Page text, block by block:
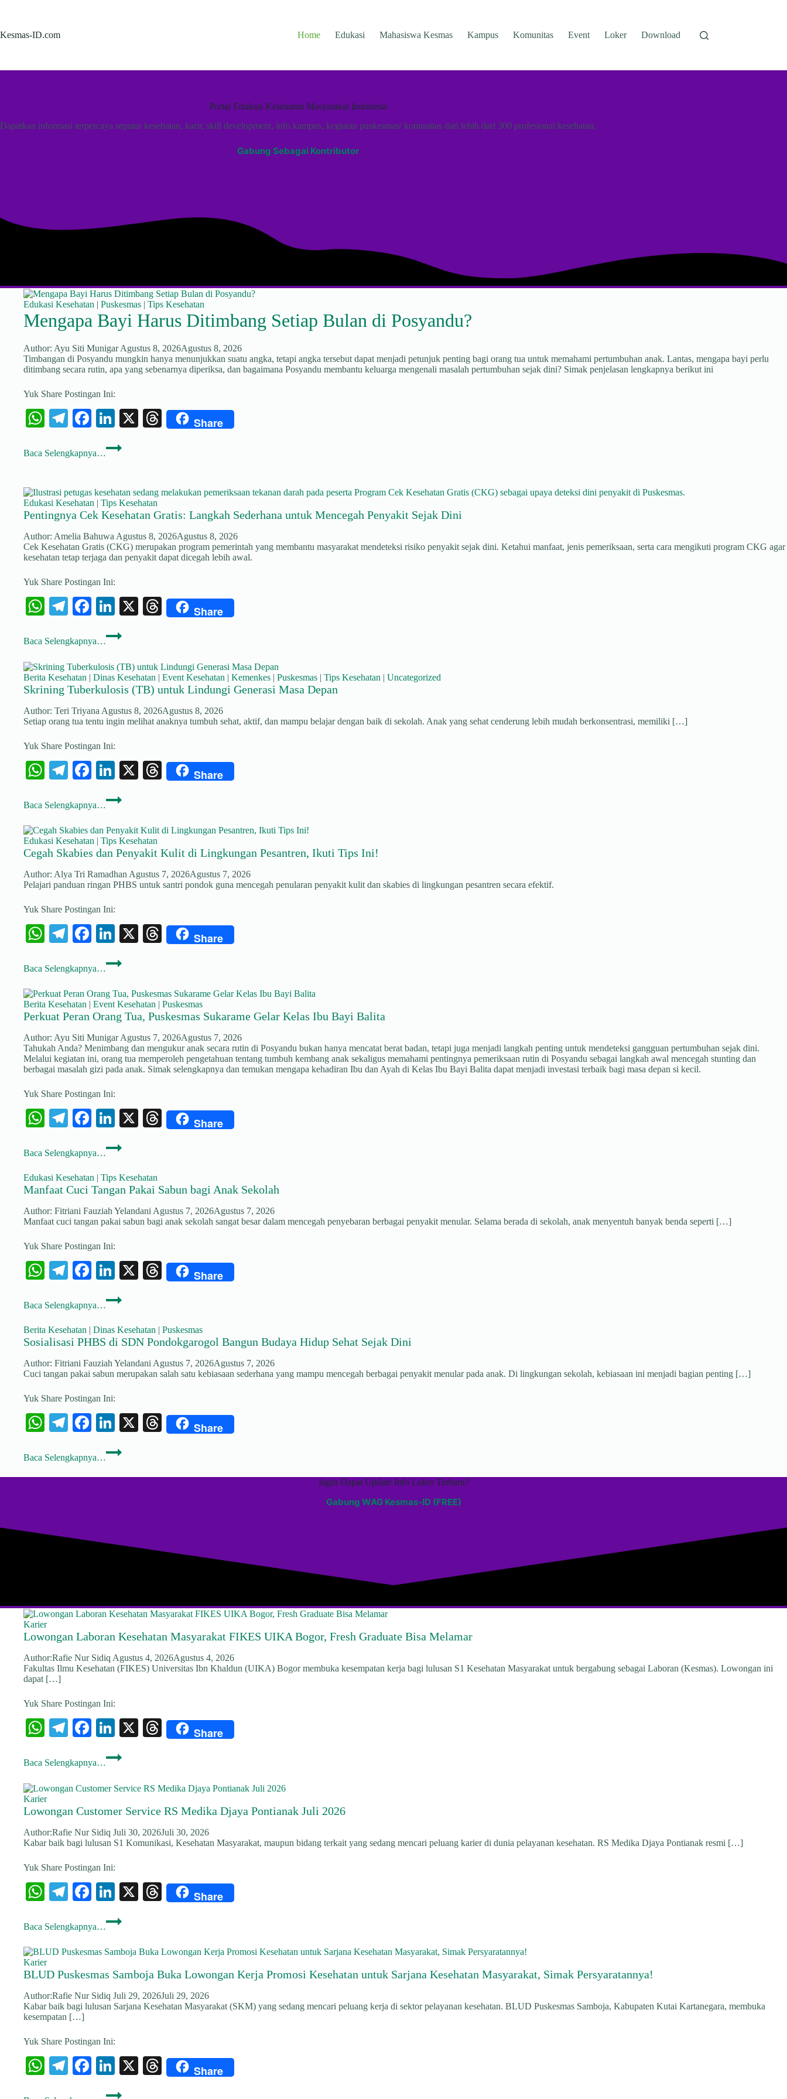
Kesmas-ID.com
Home Edukasi Mahasiswa Kesmas Kampus Komunitas Event Loker Download
Portal Edukasi Kesehatan Masyarakat Indonesia
Dapatkan informasi terpercaya seputar kesehatan, karir, skill development, info kampus, kegiatan puskesmas/ komunitas dari lebih dari 300 profesional kesehatan.
Gabung Sebagai Kontributor
Edukasi Kesehatan | Puskesmas | Tips Kesehatan
Mengapa Bayi Harus Ditimbang Setiap Bulan di Posyandu?
Author: Ayu Siti Munigar Agustus 8, 2026Agustus 8, 2026
Timbangan di Posyandu mungkin hanya menunjukkan suatu angka, tetapi angka tersebut dapat menjadi petunjuk penting bagi orang tua untuk memahami pertumbuhan anak. Lantas, mengapa bayi perlu
ditimbang secara rutin, apa yang sebenarnya diperiksa, dan bagaimana Posyandu membantu keluarga mengenali masalah pertumbuhan sejak dini? Simak penjelasan lengkapnya berikut ini
Yuk Share Postingan Ini:
W
ts
pp
Te
gr
m
Fa
bo
Li
ed
X
T
Share
Baca Selengkapnya…
Mengapa
Bayi
Bulan
di
Posyandu?
Edukasi Kesehatan | Tips Kesehatan
Pentingnya Cek Kesehatan Gratis: Langkah Sederhana untuk Mencegah Penyakit Sejak Dini
Author: Amelia Bahuwa Agustus 8, 2026Agustus 8, 2026
Cek Kesehatan Gratis (CKG) merupakan program pemerintah yang membantu masyarakat mendeteksi risiko penyakit sejak dini. Ketahui manfaat, jenis pemeriksaan, serta cara mengikuti program CKG agar
kesehatan tetap terjaga dan penyakit dapat dicegah lebih awal.
Yuk Share Postingan Ini:
W
ts
A
pp
Te
gr
a
m
Fa
bo
ok
Li
ed
In
X
T
ds
Share
Baca Selengkapnya…
Pentingnya
Cek
Gratis:
Langkah
Sederhana
untuk
Mencegah
Penyakit
Sejak
Berita Kesehatan | Dinas Kesehatan | Event Kesehatan | Kemenkes | Puskesmas | Tips Kesehatan | Uncategorized
Skrining Tuberkulosis (TB) untuk Lindungi Generasi Masa Depan
Author: Teri Triyana Agustus 8, 2026Agustus 8, 2026
Setiap orang tua tentu ingin melihat anaknya tumbuh sehat, aktif, dan mampu belajar dengan baik di sekolah. Anak yang sehat cenderung lebih mudah berkonsentrasi, memiliki […]
Yuk Share Postingan Ini:
W
ts
A
pp
Te
gr
a
m
Fa
bo
ok
Li
ed
In
X
T
ds
Share
Baca Selengkapnya…
Skrining
Tuberkulosis
untuk
Lindungi
Generasi
Masa
Depan
Edukasi Kesehatan | Tips Kesehatan
Cegah Skabies dan Penyakit Kulit di Lingkungan Pesantren, Ikuti Tips Ini!
Author: Alya Tri Ramadhan Agustus 7, 2026Agustus 7, 2026
Pelajari panduan ringan PHBS untuk santri pondok guna mencegah penularan penyakit kulit dan skabies di lingkungan pesantren secara efektif.
Yuk Share Postingan Ini:
W
ts
A
pp
Te
gr
a
m
Fa
bo
ok
Li
ed
In
X
T
ds
Share
Baca Selengkapnya…
Cegah
Skabies
Penyakit
Kulit
Lingkungan
Pesantren,
Ikuti
Tips
Ini!
Berita Kesehatan | Event Kesehatan | Puskesmas
Perkuat Peran Orang Tua, Puskesmas Sukarame Gelar Kelas Ibu Bayi Balita
Author: Ayu Siti Munigar Agustus 7, 2026Agustus 7, 2026
Tahukah Anda? Menimbang dan mengukur anak secara rutin di Posyandu bukan hanya mencatat berat badan, tetapi juga menjadi langkah penting untuk mendeteksi gangguan pertumbuhan sejak dini.
Melalui kegiatan ini, orang tua memperoleh pengetahuan tentang tumbuh kembang anak sekaligus memahami pentingnya pemeriksaan rutin di Posyandu sebagai langkah awal mencegah stunting dan
berbagai masalah gizi pada anak. Simak selengkapnya dan temukan mengapa kehadiran Ibu dan Ayah di Kelas Ibu Bayi Balita dapat menjadi investasi terbaik bagi masa depan si kecil.
Yuk Share Postingan Ini:
W
ts
A
pp
Te
gr
a
m
Fa
bo
ok
Li
ed
In
X
T
Share
Baca Selengkapnya…
Perkuat
Peran
Tua,
Puskesmas
Sukarame
Gelar
Kelas
Balita
Edukasi Kesehatan | Tips Kesehatan
Manfaat Cuci Tangan Pakai Sabun bagi Anak Sekolah
Author: Fitriani Fauziah Yelandani Agustus 7, 2026Agustus 7, 2026
Manfaat cuci tangan pakai sabun bagi anak sekolah sangat besar dalam mencegah penyebaran berbagai penyakit menular. Selama berada di sekolah, anak menyentuh banyak benda seperti […]
Yuk Share Postingan Ini:
W
ts
A
pp
Te
gr
a
m
Fa
bo
ok
Li
ed
In
X
T
ds
Share
Baca Selengkapnya…
Manfaat
Cuci
Pakai
Sabun
bagi
Anak
Sekolah
Berita Kesehatan | Dinas Kesehatan | Puskesmas
Sosialisasi PHBS di SDN Pondokgarogol Bangun Budaya Hidup Sehat Sejak Dini
Author: Fitriani Fauziah Yelandani Agustus 7, 2026Agustus 7, 2026
Cuci tangan pakai sabun merupakan salah satu kebiasaan sederhana yang mampu mencegah berbagai penyakit menular pada anak. Di lingkungan sekolah, kebiasaan ini menjadi bagian penting […]
Yuk Share Postingan Ini:
W
ts
A
Te
gr
a
Fa
bo
ok
Li
ed
In
X
T
ds
Share
Baca Selengkapnya…
Sosialisasi
PHBS
SDN
Sejak
Ingin Dapat Update Info Loker Terbaru?
Gabung WAG Kesmas-ID (FREE)
Karier
Lowongan Laboran Kesehatan Masyarakat FIKES UIKA Bogor, Fresh Graduate Bisa Melamar
Author:Rafie Nur Sidiq Agustus 4, 2026Agustus 4, 2026
Fakultas Ilmu Kesehatan (FIKES) Universitas Ibn Khaldun (UIKA) Bogor membuka kesempatan kerja bagi lulusan S1 Kesehatan Masyarakat untuk bergabung sebagai Laboran (Kesmas). Lowongan ini
dapat […]
Yuk Share Postingan Ini:
W
ts
A
pp
Te
gr
a
m
Fa
bo
ok
Li
ed
In
X
T
ds
Share
Baca Selengkapnya…
Lowongan
Laboran
Masyarakat
UIKA
Bogor,
Fresh
Graduate
Bisa
Karier
Lowongan Customer Service RS Medika Djaya Pontianak Juli 2026
Author:Rafie Nur Sidiq Juli 30, 2026Juli 30, 2026
Kabar baik bagi lulusan S1 Komunikasi, Kesehatan Masyarakat, maupun bidang terkait yang sedang mencari peluang karier di dunia pelayanan kesehatan. RS Medika Djaya Pontianak resmi […]
Yuk Share Postingan Ini:
W
ts
A
pp
Te
gr
a
m
Fa
bo
ok
Li
ed
In
X
T
ds
Share
Baca Selengkapnya…
Lowongan
Customer
RS
Medika
Djaya
Pontianak
Juli
2026
Karier
BLUD Puskesmas Samboja Buka Lowongan Kerja Promosi Kesehatan untuk Sarjana Kesehatan Masyarakat, Simak Persyaratannya!
Author:Rafie Nur Sidiq Juli 29, 2026Juli 29, 2026
Kabar baik bagi lulusan Sarjana Kesehatan Masyarakat (SKM) yang sedang mencari peluang kerja di sektor pelayanan kesehatan. BLUD Puskesmas Samboja, Kabupaten Kutai Kartanegara, membuka
kesempatan […]
Yuk Share Postingan Ini:
W
Te
Fa
Li
X
T
Share
BLUD